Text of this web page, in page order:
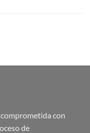
con
de